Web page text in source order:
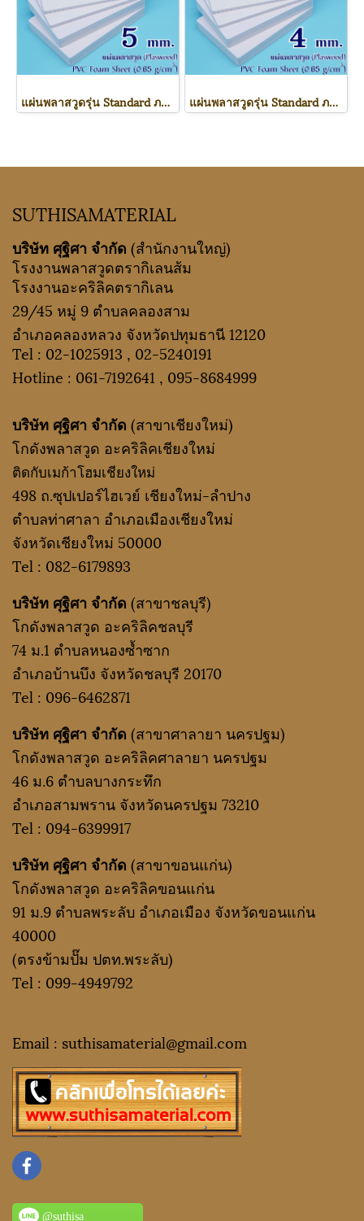
แผ่นพลาสวูดรุ่น Standard ภายนอก-ภายใน (สีขาว) 1220*2440*5 mm. แผ่นพลาสวูดรุ่น Standard ภายนอก-ภายใน (สีขาว) 1220*2440*4 mm.
SUTHISAMATERIAL
บริษัท ศุฐิศา จำกัด (สำนักงานใหญ่)
โรงงานพลาสวูดตรากิเลนส้ม
โรงงานอะคริลิคตรากิเลน
29/45 หมู่ 9 ตำบลคลองสาม
อำเภอคลองหลวง จังหวัดปทุมธานี 12120
Tel : 02-1025913 , 02-5240191
Hotline : 061-7192641 , 095-8684999
บริษัท ศุฐิศา จำกัด (สาขาเชียงใหม่)
โกดังพลาสวูด อะคริลิคเชียงใหม่
ติดกับเมก้าโฮมเชียงใหม่
498 ถ.ซุปเปอร์ไฮเวย์ เชียงใหม่-ลำปาง
ตำบลท่าศาลา อำเภอเมืองเชียงใหม่
จังหวัดเชียงใหม่ 50000
Tel : 082-6179893
บริษัท ศุฐิศา จำกัด (สาขาชลบุรี)
โกดังพลาสวูด อะคริลิคชลบุรี
74 ม.1 ตำบลหนองซ้ำซาก
อำเภอบ้านบึง จังหวัดชลบุรี 20170
Tel : 096-6462871
บริษัท ศุฐิศา จำกัด (สาขาศาลายา นครปฐม)
โกดังพลาสวูด อะคริลิคศาลายา นครปฐม
46 ม.6 ตำบลบางกระทึก
อำเภอสามพราน จังหวัดนครปฐม 73210
Tel : 094-6399917
บริษัท ศุฐิศา จำกัด (สาขาขอนแก่น)
โกดังพลาสวูด อะคริลิคขอนแก่น
91 ม.9 ตำบลพระลับ อำเภอเมือง จังหวัดขอนแก่น
40000
(ตรงข้ามปั๊ม ปตท.พระลับ)
Tel : 099-4949792
Email : suthisamaterial@gmail.com
@suthisa